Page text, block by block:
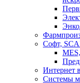
Софт,
Интернет
Системы